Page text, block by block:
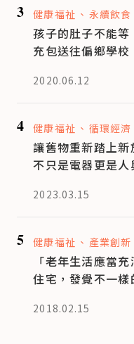
3 健康福祉 永續飲食
孩子的肚子不能
充包送往偏鄉學
2020.06.12
4 健康福祉 循環經濟
讓舊物重新踏上
不只是電器更是
2023.03.15
5 健康福祉 產業創新
「老年生活應當
住宅，發覺不一
2018.02.15